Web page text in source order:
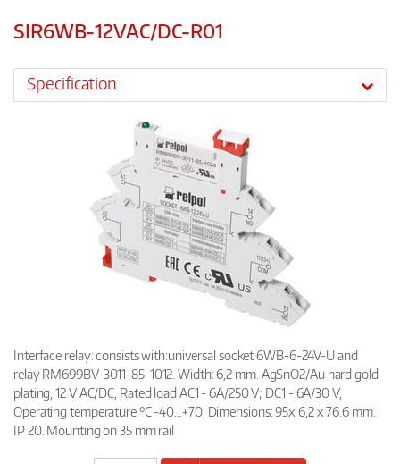
SIR6WB-12VAC/DC-R01
Specification
Interface relay: consists with:universal socket 6WB-6-24V-U and
relay RM699BV-3011-85-1012. Width: 6,2 mm. AgSnO2/Au hard gold
plating, 12 V AC/DC, Rated load AC1 - 6A/250 V; DC1 - 6A/30 V,
Operating temperature °C -40…+70, Dimensions: 95x 6,2 x 76.6 mm.
IP 20. Mounting on 35 mm rail